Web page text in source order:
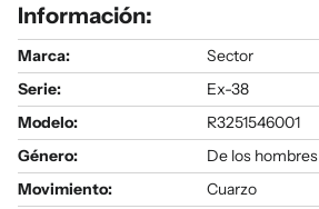
Información:
Marca:
Sector
Serie:
Ex-38
Modelo:
R3251546001
Género:
De los hombres
Movimiento:
Cuarzo